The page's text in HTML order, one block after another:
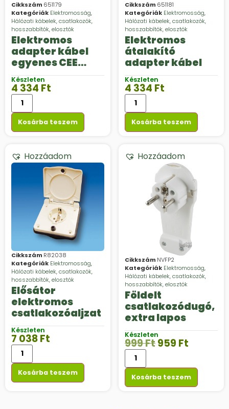
Cikkszám 651179
Kategóriák Elektromosság,
Hálózati kábelek, csatlakozók,
hosszabbítók, elosztók
Elektromos
adapter kábel
egyenes CEE
dugóval
Készleten
4 334 Ft
Kosárba teszem
Cikkszám 651181
Kategóriák Elektromosság,
Hálózati kábelek, csatlakozók,
hosszabbítók, elosztók
Elektromos
átalakító
adapter kábel
Készleten
4 334 Ft
Kosárba teszem
Hozzáadom
Cikkszám R82038
Kategóriák Elektromosság,
Hálózati kábelek, csatlakozók,
hosszabbítók, elosztók
Elősátor
elektromos
csatlakozóaljzat
Készleten
7 038Ft
Kosárba teszem
Hozzáadom
Cikkszám NVFP2
Kategóriák Elektromosság,
Hálózati kábelek, csatlakozók,
hosszabbítók, elosztók
Földelt
csatlakozódugó,
extra lapos
Készleten
999Ft959 Ft
Kosárba teszem